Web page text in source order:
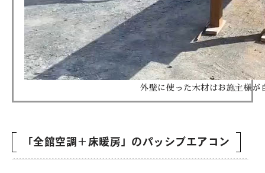
外壁に使った木材はお施主様が
「全館空調＋床暖房」のパッシブエアコン